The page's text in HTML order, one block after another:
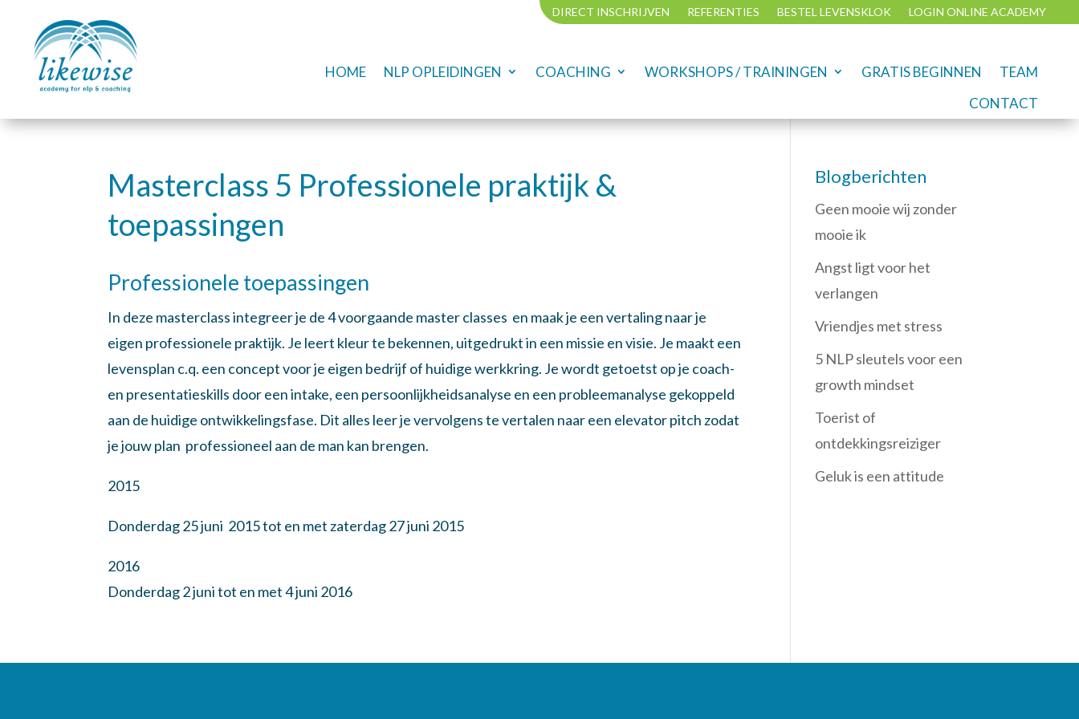
DIRECT INSCHRIJVEN REFERENTIES BESTEL LEVENSKLOK LOGIN ONLINE ACADEMY
HOME NLP OPLEIDINGEN COACHING WORKSHOPS / TRAININGEN GRATIS BEGINNEN
TEAM
CONTACT
Masterclass 5 Professionele praktijk &
toepassingen
Professionele toepassingen
In deze masterclass integreer je de 4 voorgaande master classes en maak je een vertaling naar je
eigen professionele praktijk. Je leert kleur te bekennen, uitgedrukt in een missie en visie. Je maakt een
levensplan c.q. een concept voor je eigen bedrijf of huidige werkkring. Je wordt getoetst op je coach-
en presentatieskills door een intake, een persoonlijkheidsanalyse en een probleemanalyse gekoppeld
aan de huidige ontwikkelingsfase. Dit alles leer je vervolgens te vertalen naar een elevator pitch zodat
je jouw plan professioneel aan de man kan brengen.
2015
Donderdag 25 juni 2015 tot en met zaterdag 27 juni 2015
2016
Donderdag 2 juni tot en met 4 juni 2016
Blogberichten
Geen mooie wij zonder
mooie ik
Angst ligt voor het
verlangen
Vriendjes met stress
5 NLP sleutels voor een
growth mindset
Toerist of
ontdekkingsreiziger
Geluk is een attitude